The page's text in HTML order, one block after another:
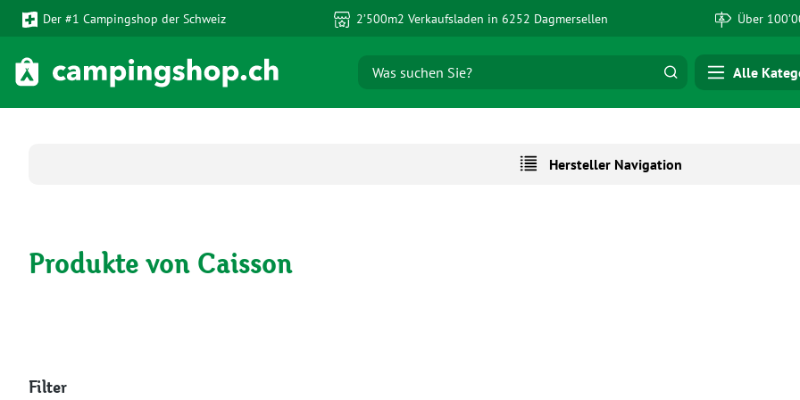
Hauptinhalt springen
Zur Suche springen
Zur Hauptnavigation springen
Der #1 Campingshop der Schweiz 2’500m2 Verkaufsladen in 6252 Dagmersellen Über
Alle
Hersteller Navigation
Produkte von Caisson
Filter